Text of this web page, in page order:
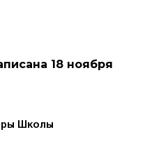
18 ноября
Школы